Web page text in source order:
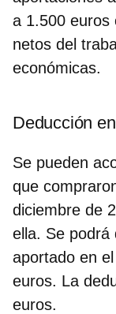
a 1.500 euros
netos del
económicas.
Deducción
Se pueden
que
diciembre de
ella. Se podrá
aportado en
euros. La
euros.